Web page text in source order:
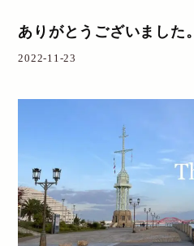
ありがとうございました。
2022-11-23